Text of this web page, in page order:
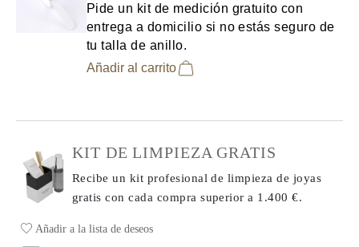
Pide un kit de medición gratuito con
entrega a domicilio si no estás seguro de
tu talla de anillo.
Añadir al carrito
KIT DE LIMPIEZA GRATIS
Recibe un kit profesional de limpieza de joyas
gratis con cada comprasuperior a 1.400 €.
Añadir a la lista de deseos